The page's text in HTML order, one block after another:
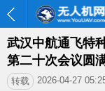
武汉中航通飞特
第二十次会议圆
转载 2026-04-27